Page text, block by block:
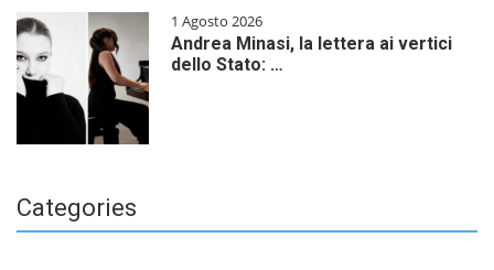
1 Agosto 2026
Andrea Minasi, la lettera ai vertici
dello Stato: …
Categories